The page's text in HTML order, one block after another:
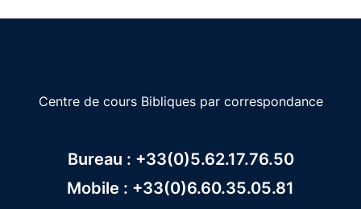
Centre de cours Bibliques par correspondance
Bureau : +33(0)5.62.17.76.50
Mobile : +33(0)6.60.35.05.81